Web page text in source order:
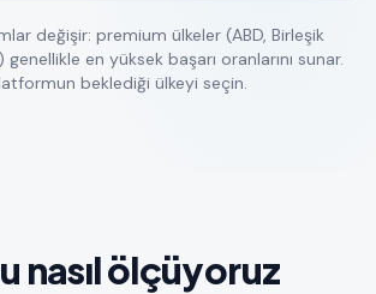
değişir: premium ülkeler (ABD, Birleşik
genellikle en yüksek başarı oranlarını sunar.
beklediği ülkeyi seçin.
nasıl ölçüyoruz